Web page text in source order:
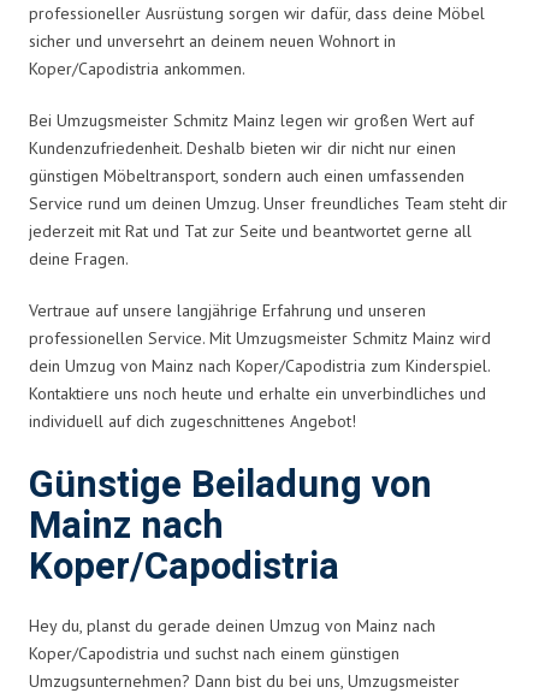
professioneller Ausrüstung sorgen wir dafür, dass deine Möbel
sicher und unversehrt an deinem neuen Wohnort in
Koper/Capodistria ankommen.
Bei Umzugsmeister Schmitz Mainz legen wir großen Wert auf
Kundenzufriedenheit. Deshalb bieten wir dir nicht nur einen
günstigen Möbeltransport, sondern auch einen umfassenden
Service rund um deinen Umzug. Unser freundliches Team steht dir
jederzeit mit Rat und Tat zur Seite und beantwortet gerne all
deine Fragen.
Vertraue auf unsere langjährige Erfahrung und unseren
professionellen Service. Mit Umzugsmeister Schmitz Mainz wird
dein Umzug von Mainz nach Koper/Capodistria zum Kinderspiel.
Kontaktiere uns noch heute und erhalte ein unverbindliches und
individuell auf dich zugeschnittenes Angebot!
Günstige Beiladung von
Mainz nach
Koper/Capodistria
Hey du, planst du gerade deinen Umzug von Mainz nach
Koper/Capodistria und suchst nach einem günstigen
Umzugsunternehmen? Dann bist du bei uns, Umzugsmeister